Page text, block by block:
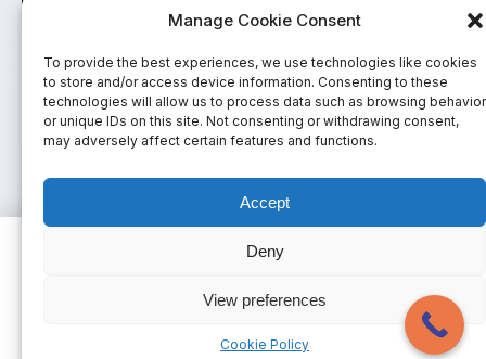
Manage Cookie Consent
To provide the best experiences, we use technologies like cookies
to store and/or access device information. Consenting to these
technologies will allow us to process data such as browsing behavior
or unique IDs on this site. Not consenting or withdrawing consent,
may adversely affect certain features and functions.
Accept
Deny
View preferences
Cookie Policy
Conflit entre associés ?
LÉGALES
PLAN DU
SITE
CONFIDENTIALITE
Copyright 2023